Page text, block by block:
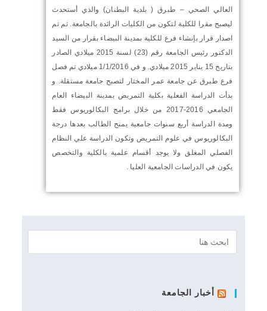
العالي الصحي – طبرق ( بلدية البطنان) والذي أستحدث
ليصبح مقرا للكلية لتكون من الكليات الرائدة بالجامعة. ثم تم
اصدار قرار بإنشاء فرع للكلية بمدينة البيضاء بقرار من السيد
الدكتور رئيس الجامعة رقم (23) لسنة 2015 ميلادي الصادر
بتاريخ 15 يناير 2015 ميلادي. و في 1/1/2016 ميلادي تم فصل
فرع طبرق عن جامعة عمر المختار لتصبح جامعة مستقلة. و
بدأت الدراسة الفعلية بكلية التمريض بمدينة البيضاء العام
الجامعي 2016-2017 من خلال برامج البكالوريوس فقط
ومدة الدراسة أربع سنوات جامعية يمنح الطالب بعدها درجة
البكالوريوس في علوم التمريض وتكون الدراسة علي النظام
الفصلي المغلق ولا يوجد أقسام علمية بالكلية والتخصص
يكون في الدراسات الجامعية العليا .
أخبار الجامعة